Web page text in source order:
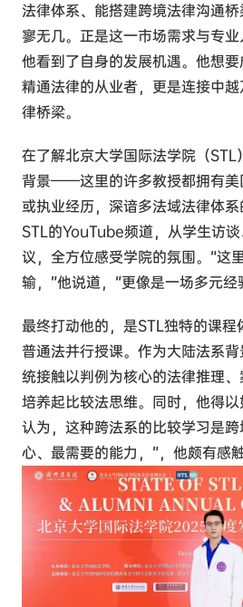
法律体系、能搭建跨境法律沟通
寥无几。正是这一市场需求与专
他看到了自身的发展机遇。他想
精通法律的从业者，更是连接中
律桥梁。
在了解北京大学国际法学院（STL
背景——这里的许多教授都拥有美
或执业经历，深谙多法域法律体
STL的YouTube频道，从学生访
议，全方位感受学院的氛围。“这
输，”他说道，“更像是一场多元
最终打动他的，是STL独特的课
普通法并行授课。作为大陆法系
统接触以判例为核心的法律推理
培养起比较法思维。同时，他得
认为，这种跨法系的比较学习是
心、最需要的能力，”，他颇有感